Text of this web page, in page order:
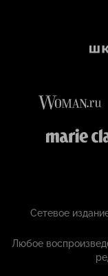
Сетевое
Любое